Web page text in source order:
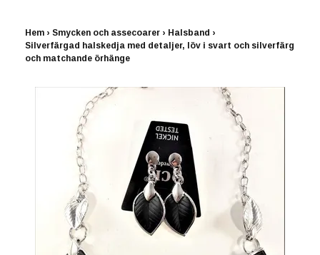
Hem › Smycken och assecoarer › Halsband ›
Silverfärgad halskedja med detaljer, löv i svart och silverfärg
och matchande örhänge